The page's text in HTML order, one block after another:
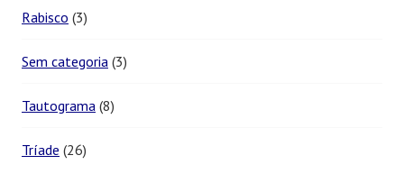
Rabisco (3)
Sem categoria (3)
Tautograma (8)
Tríade (26)